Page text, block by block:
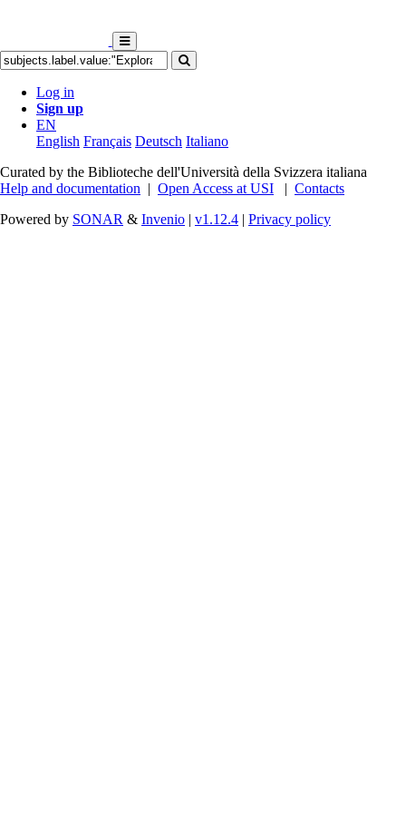
Log in
Sign up
EN
English Français Deutsch Italiano
Curated by the Biblioteche dell'Università della Svizzera italiana
Help and documentation | Open Access at USI | Contacts
Powered by SONAR & Invenio | v1.12.4 | Privacy policy